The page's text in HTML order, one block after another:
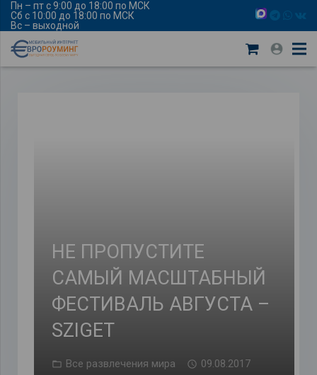
Пн – пт с 9:00 до 18:00 по МСК
Сб с 10:00 до 18:00 по МСК
Вс – выходной
НЕ ПРОПУСТИТЕ
САМЫЙ МАСШТАБНЫЙ
ФЕСТИВАЛЬ АВГУСТА –
SZIGET
Все развлечения мира 09.08.2017